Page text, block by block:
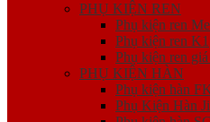
PHỤ KIỆN REN
Phụ kiện ren
Phụ kiện ren K1
Phụ kiện ren
PHỤ KIỆN HÀN
Phụ kiện hàn
Phụ Kiện Hàn